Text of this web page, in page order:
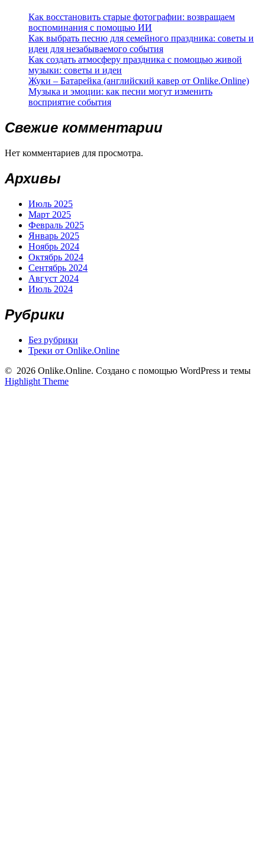
Как восстановить старые фотографии: возвращаем
воспоминания с помощью ИИ
Как выбрать песню для семейного праздника: советы и
идеи для незабываемого события
Как создать атмосферу праздника с помощью живой
музыки: советы и идеи
Жуки – Батарейка (английский кавер от Onlike.Online)
Музыка и эмоции: как песни могут изменить
восприятие события
Свежие комментарии
Нет комментариев для просмотра.
Архивы
Июль 2025
Март 2025
Февраль 2025
Январь 2025
Ноябрь 2024
Октябрь 2024
Сентябрь 2024
Август 2024
Июль 2024
Рубрики
Без рубрики
Треки от Onlike.Online
© 2026 Onlike.Online. Создано с помощью WordPress и темы
Highlight Theme